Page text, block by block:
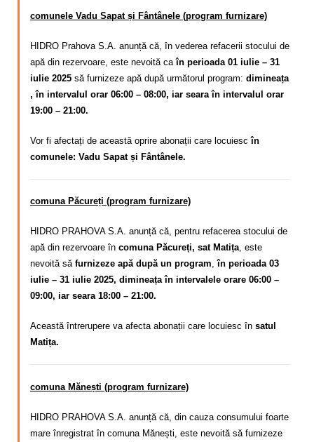
comunele Vadu Sapat și Fântânele (program furnizare)
HIDRO Prahova S.A. anunță că, în vederea refacerii stocului de
apă din rezervoare, este nevoită caîn perioada 01 iulie – 31
iulie 2025 să furnizeze apă după următorul program: dimineața
, în intervalul orar 06:00 – 08:00, iar seara în intervalul orar
19:00 – 21:00.
Vor fi afectați de această oprire abonații care locuiescîn
comunele: Vadu Sapat și Fântânele.
comuna Păcureți (program furnizare)
HIDRO PRAHOVA S.A. anunță că, pentru refacerea stocului de
apă din rezervoare în comuna Păcureți, sat Matița, este
nevoită să furnizeze apă după un program,în perioada 03
iulie – 31 iulie 2025, dimineața în intervalele orare 06:00 –
09:00, iar seara 18:00 – 21:00.
Această întrerupere va afecta abonații care locuiesc în satul
Matița.
comuna Mănești (program furnizare)
HIDRO PRAHOVA S.A. anunță că, din cauza consumului foarte
mare înregistrat în comuna Mănești, este nevoită să furnizeze